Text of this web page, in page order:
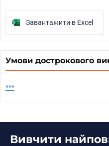
Завантажити в Excel
Умови дострокового
***
Вивчити